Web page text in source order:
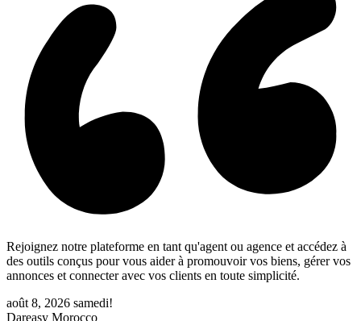
Rejoignez notre plateforme en tant qu'agent ou agence et accédez à
des outils conçus pour vous aider à promouvoir vos biens, gérer vos
annonces et connecter avec vos clients en toute simplicité.
août 8, 2026 samedi!
Dareasy Morocco